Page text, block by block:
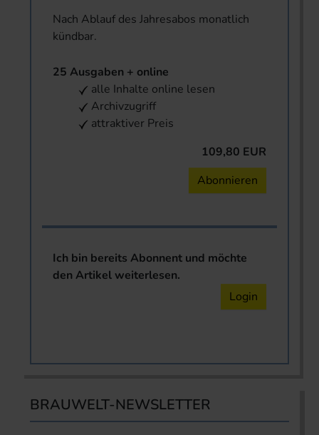
Nach Ablauf des Jahresabos monatlich
kündbar.
25 Ausgaben + online
alle Inhalte online lesen
Archivzugriff
attraktiver Preis
109,80 EUR
Abonnieren
Ich bin bereits Abonnent und möchte
den Artikel weiterlesen.
Login
BRAUWELT-NEWSLETTER